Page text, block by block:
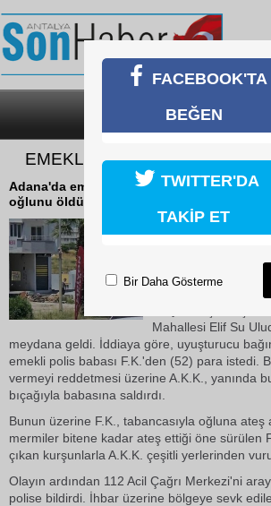
SON DAKİKA
EMEKLİ POLİS OĞLUNU
Adana'da emekli polisin kendisine döner
oğlunu öldürdüğü anların görüntüsü ortaya
03 Haziran 2026
Adana'da emekli
bıçağı ile saldıran
anların görüntüsü
Olay, Sarıçam
Mahallesi Elif Su
meydana geldi. İddiaya göre, uyuşturucu
emekli polis babası F.K.'den (52) para istedi.
vermeyi reddetmesi üzerine A.K.K., yanında
bıçağıyla babasına saldırdı.
Bunun üzerine F.K., tabancasıyla oğluna ateş
mermiler bitene kadar ateş ettiği öne sürülen
çıkan kurşunlarla A.K.K. çeşitli yerlerinden
Olayın ardından 112 Acil Çağrı Merkezi'ni
polise bildirdi. İhbar üzerine bölgeye sevk
FACEBOOK'TA
BEĞEN
TWITTER'DA
TAKİP ET
Bir Daha Gösterme